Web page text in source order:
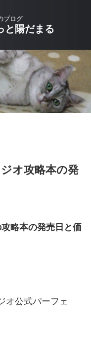
ブログ
と陽だまる
オ攻略本の発
略本の発売日と価
オ公式パーフェ